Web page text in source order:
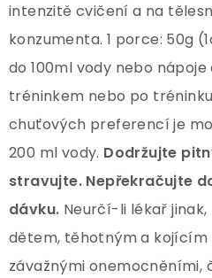
intenzitě cvičení a na
konzumenta. 1 porce: 50g
do 100ml vody nebo
tréninkem nebo po
chuťových preferencí je
200 ml vody. Dodržujte
stravujte. Nepřekračujte
dávku. Neurčí-li lékař
dětem, těhotným a
závažnými